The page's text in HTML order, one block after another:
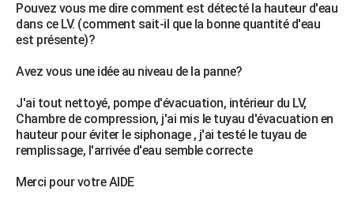
Pouvez vous me dire comment est détecté la hauteur d'eau
dans ce LV. (comment sait-il que la bonne quantité d'eau
est présente)?
Avez vous une idée au niveau de la panne?
J'ai tout nettoyé, pompe d'évacuation, intérieur du LV,
Chambre de compression, j'ai mis le tuyau d'évacuation en
hauteur pour éviter le siphonage , j'ai testé le tuyau de
remplissage, l'arrivée d'eau semble correcte
Merci pour votre AIDE